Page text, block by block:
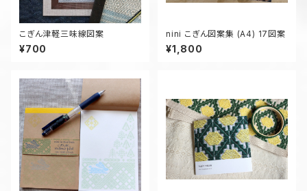
こぎん津軽三味線図案
¥700
nini こぎん図案集 (A4) 17図案
¥1,800